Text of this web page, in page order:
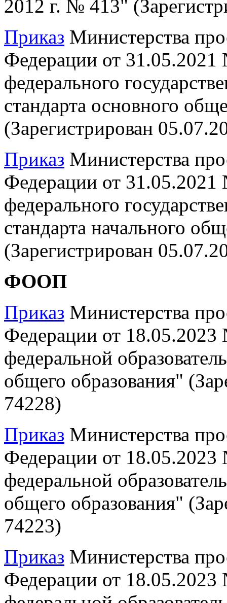
2012 г. № 413"
Приказ Министерства
Федерации от
федерального
стандарта основного
(Зарегистрирован
Приказ Министерства
Федерации от
федерального
стандарта начального
(Зарегистрирован
ФООП
Приказ Министерства
Федерации от
федеральной
общего образования"
74228)
Приказ Министерства
Федерации от
федеральной
общего образования"
74223)
Приказ Министерства
Федерации от